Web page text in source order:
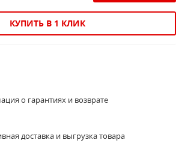
КУПИТЬ В 1 КЛИК
о гарантиях и возврате
доставка и выгрузка товара